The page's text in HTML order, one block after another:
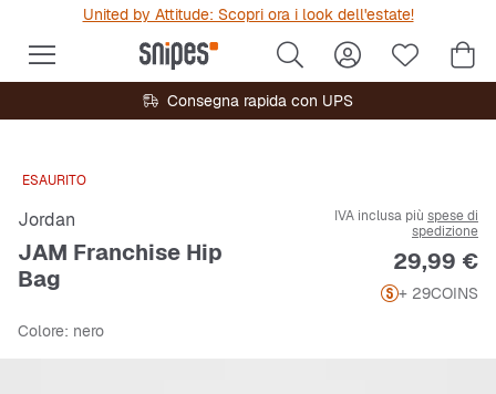
United by Attitude: Scopri ora i look dell'estate!
Consegna rapida con UPS
ESAURITO
Jordan
JAM Franchise Hip
Bag
IVA inclusa più spese di
spedizione
Prezzo
29,99 €
+ 29COINS
Colore: nero